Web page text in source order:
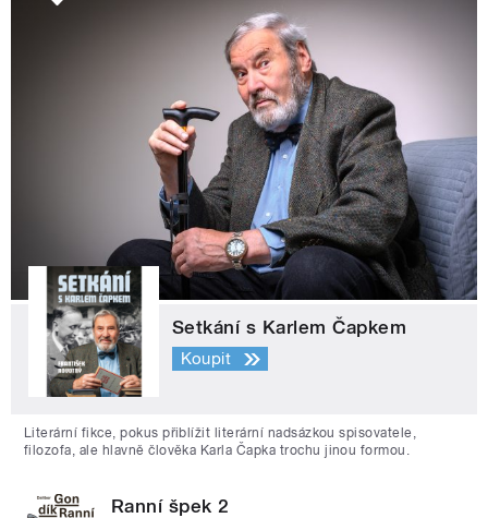
Setkání s Karlem Čapkem
Koupit
Literární fikce, pokus přiblížit literární nadsázkou spisovatele,
filozofa, ale hlavně člověka Karla Čapka trochu jinou formou.
Ranní špek 2